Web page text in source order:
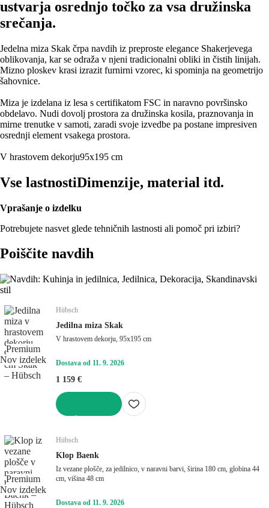
ustvarja osrednjo točko za vsa družinska
srečanja.
Jedelna miza Skak črpa navdih iz preproste elegance Shakerjevega
oblikovanja, kar se odraža v njeni tradicionalni obliki in čistih linijah.
Mizno ploskev krasi izrazit furnirni vzorec, ki spominja na geometrijo
šahovnice.
Miza je izdelana iz lesa s certifikatom FSC in naravno površinsko
obdelavo. Nudi dovolj prostora za družinska kosila, praznovanja in
mirne trenutke v samoti, zaradi svoje izvedbe pa postane impresiven
osrednji element vsakega prostora.
V hrastovem dekorju95x195 cm
Vse lastnostiDimenzije, material itd.
Vprašanje o izdelku
Potrebujete nasvet glede tehničnih lastnosti ali pomoč pri izbiri?
Poiščite navdih
Premium
Nov izdelek
Hübsch
Jedilna miza Skak
V hrastovem dekorju, 95x195 cm
Dostava od 11. 9. 2026
1 159 €
Premium
Nov izdelek
Hübsch
Klop Baenk
Iz vezane plošče, za jedilnico, v naravni barvi, širina 180 cm, globina 44
cm, višina 48 cm
Dostava od 11. 9. 2026